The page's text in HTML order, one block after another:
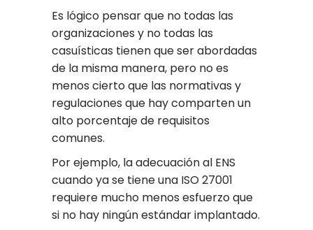
Es lógico pensar que no todas las
organizaciones y no todas las
casuísticas tienen que ser abordadas
de la misma manera, pero no es
menos cierto que las normativas y
regulaciones que hay comparten un
alto porcentaje de requisitos
comunes.
Por ejemplo, la adecuación al ENS
cuando ya se tiene una ISO 27001
requiere mucho menos esfuerzo que
si no hay ningún estándar implantado.